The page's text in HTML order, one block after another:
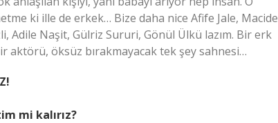
ki ille de erkek… Bize daha nice Afife Jale, Macide
Adile Naşit, Gülriz Sururi, Gönül Ülkü lazım. Bir erk
aktörü, öksüz bırakmayacak tek şey sahnesi…
mi kalırız?